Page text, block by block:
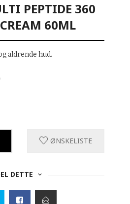
PEPTIDE 360
60ML
aldrende hud.
ØNSKELISTE
DETTE